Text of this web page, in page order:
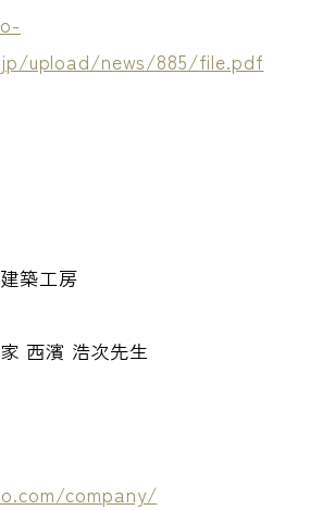
upload/news/885/file.pdf
築工房
西濱 浩次先生
company/